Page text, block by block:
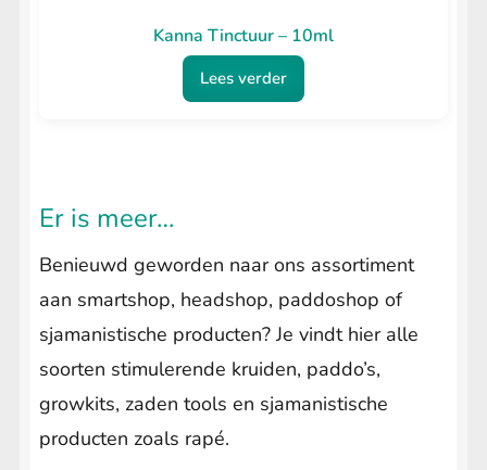
Kanna Tinctuur – 10ml
Lees verder
Er is meer…
Benieuwd geworden naar ons assortiment
aan smartshop, headshop, paddoshop of
sjamanistische producten? Je vindt hier alle
soorten stimulerende kruiden, paddo’s,
growkits, zaden tools en sjamanistische
producten zoals rapé.